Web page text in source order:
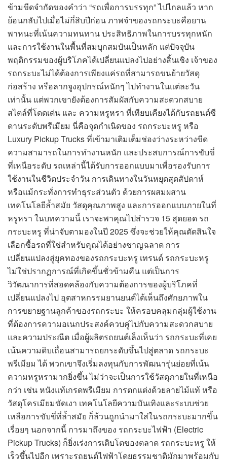
ข้ามขีดจำกัดของคำว่า “รถเพื่อการบรรทุก” ไปไกลแล้ว หาก
ย้อนกลับไปเมื่อไม่กี่สิบปีก่อน ภาพจำของรถกระบะคือยาน
พาหนะที่เน้นความทนทาน ประสิทธิภาพในการบรรทุกหนัก
และการใช้งานในพื้นที่สมบุกสมบันเป็นหลัก แต่ปัจจุบัน
พฤติกรรมของผู้บริโภคได้เปลี่ยนแปลงไปอย่างสิ้นเชิง เจ้าของ
รถกระบะไม่ได้ต้องการเพียงแค่รถที่สามารถขนย้ายวัสดุ
ก่อสร้าง หรือลากจูงอุปกรณ์หนักๆ ไปทำงานในแต่ละวัน
เท่านั้น แต่พวกเขายังต้องการสัมผัสกับความสะดวกสบาย
สไตล์ที่โดดเด่น และ ความหรูหรา ที่เทียบเคียงได้กับรถยนต์ซี
ดานระดับพรีเมียม นี่คือจุดกำเนิดของ รถกระบะหรู หรือ
Luxury Pickup Trucks ที่เข้ามาเติมเต็มช่องว่างระหว่างขีด
ความสามารถในการทำงานหนัก และประสบการณ์การขับขี่
ที่เหนือระดับ รถเหล่านี้ได้รับการออกแบบมาเพื่อรองรับการ
ใช้งานในชีวิตประจำวัน การเดินทางในวันหยุดสุดสัปดาห์
หรือแม้กระทั่งการทำธุระส่วนตัว ด้วยการผสมผสาน
เทคโนโลยีล้ำสมัย วัสดุคุณภาพสูง และการออกแบบภายในที่
หรูหรา ในบทความนี้ เราจะพาคุณไปสำรวจ 15 สุดยอด รถ
กระบะหรู ที่น่าจับตามองในปี 2025 ซึ่งจะช่วยให้คุณตัดสินใจ
เลือกซื้อรถที่ใช่สำหรับคุณได้อย่างชาญฉลาด การ
เปลี่ยนแปลงสู่ยุคทองของรถกระบะหรู เทรนด์ รถกระบะหรู
ไม่ใช่ปรากฏการณ์ที่เกิดขึ้นชั่วข้ามคืน แต่เป็นการ
วิวัฒนาการที่สอดคล้องกับความต้องการของผู้บริโภคที่
เปลี่ยนแปลงไป อุตสาหกรรมยานยนต์ได้เห็นถึงศักยภาพใน
การขยายฐานลูกค้าของรถกระบะ ให้ครอบคลุมกลุ่มผู้ใช้งาน
ที่ต้องการความอเนกประสงค์ควบคู่ไปกับความสะดวกสบาย
และความประณีต เมื่อผู้ผลิตรถยนต์เล็งเห็นว่า รถกระบะที่เคย
เน้นความดิบเถื่อนสามารถยกระดับขึ้นไปสู่ตลาด รถกระบะ
พรีเมียม ได้ พวกเขาจึงเริ่มลงทุนกับการพัฒนารุ่นย่อยที่เน้น
ความหรูหรามากยิ่งขึ้น ไม่ว่าจะเป็นการใช้วัสดุภายในที่เหนือ
กว่า เช่น หนังแท้เกรดพรีเมียม การตกแต่งด้วยลายไม้แท้ หรือ
วัสดุโครเมียมขัดเงา เทคโนโลยีความบันเทิงและระบบช่วย
เหลือการขับขี่ที่ล้ำสมัย ก็ล้วนถูกนำมาใส่ในรถกระบะมากขึ้น
เรื่อยๆ นอกจากนี้ การมาถึงของ รถกระบะไฟฟ้า (Electric
Pickup Trucks) ก็ยิ่งเร่งการเติบโตของตลาด รถกระบะหรู ให้
เร็วขึ้นไปอีก เพราะรถยนต์ไฟฟ้าโดยธรรมชาติมักมาพร้อมกับ